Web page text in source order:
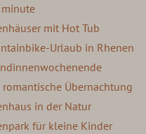
minute
mit Hot Tub
Urlaub in Rhenen
romantische Übernachtung
in der Natur
für kleine Kinder